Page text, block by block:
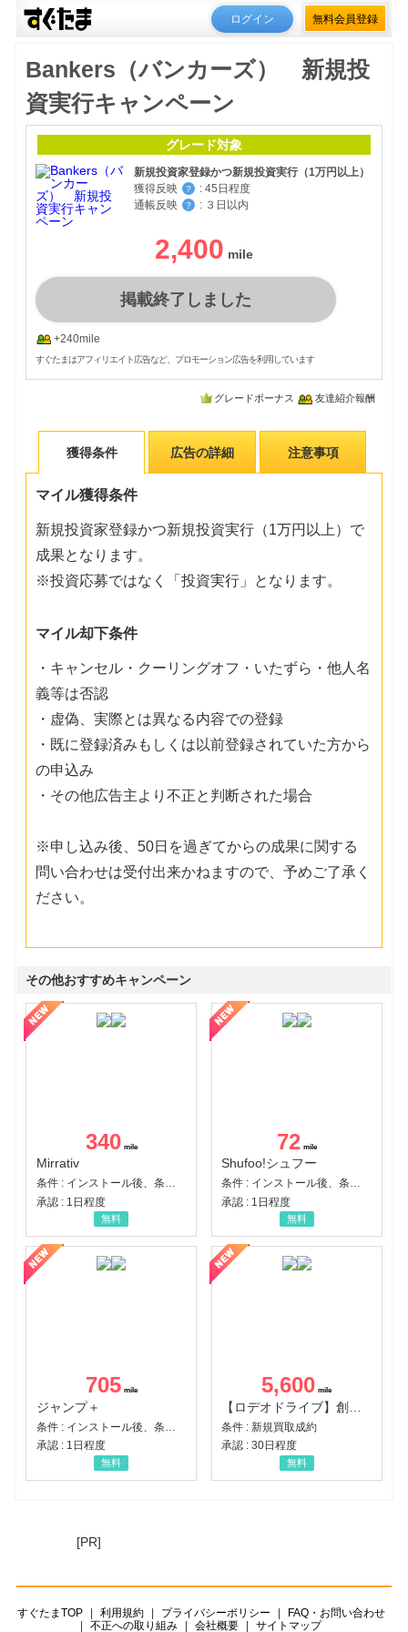
ログイン 無料会員登録
Bankers（バンカーズ） 新規投
資実行キャンペーン
グレード対象
新規投資家登録かつ新規投資実行（1万円以上）
獲得反映
？ : 45日程度
通帳反映
？ : ３日以内
2,400
掲載終了しました
+240mile
すぐたまはアフィリエイト広告など、プロモーション広告を利用しています
グレードボーナス 友達紹介報酬
獲得条件 広告の詳細 注意事項
マイル獲得条件
新規投資家登録かつ新規投資実行（1万円以上）で
成果となります。
※投資応募ではなく「投資実行」となります。
マイル却下条件
・キャンセル・クーリングオフ・いたずら・他人名
義等は否認
・虚偽、実際とは異なる内容での登録
・既に登録済みもしくは以前登録されていた方から
の申込み
・その他広告主より不正と判断された場合
※申し込み後、50日を過ぎてからの成果に関する
問い合わせは受付出来かねますので、予めご了承く
ださい。
その他おすすめキャンペーン
340
Mirrativ
条件 : インストール後、条件達成
承認 : 1日程度
無料
72
Shufoo!シュフー
条件 : インストール後、条件達成
承認 : 1日程度
無料
705
ジャンプ＋
承認 : 1日程度
無料
5,600
条件 : 新規買取成約
承認 : 30日程度
無料
[PR]
すぐたまTOP 利用規約 プライバシーポリシー
FAQ・お問い合わせ
不正への取り組み
会社概要 サイトマップ